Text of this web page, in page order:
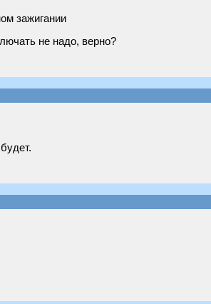
зажигании
не надо, верно?